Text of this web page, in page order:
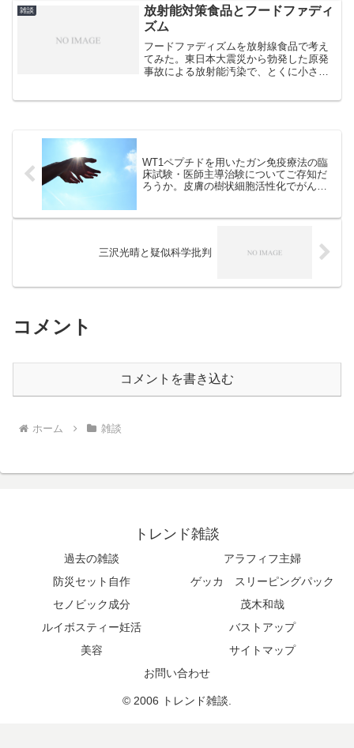
における信仰であるのに対し、彼らは信
仰以上に、他者をその教団...
雑談
放射能対策食品とフードファディ
ズム
フードファディズムを放射線食品で考え
てみた。東日本大震災から勃発した原発
事故による放射能汚染で、とくに小さな
WT1ペプチドを用いたガン免疫療法の臨
床試験・医師主導治験についてご存知だ
ろうか。皮膚の樹状細胞活性化でがんへ
三沢光晴と疑似科学批判
コメント
コメントを書き込む
ホーム 雑談
トレンド雑談
過去の雑談
アラフィフ主婦
防災セット自作
ゲッカ スリーピングパック
セノビック成分
茂木和哉
ルイボスティー妊活
バストアップ
美容
サイトマップ
お問い合わせ
© 2006 トレンド雑談.